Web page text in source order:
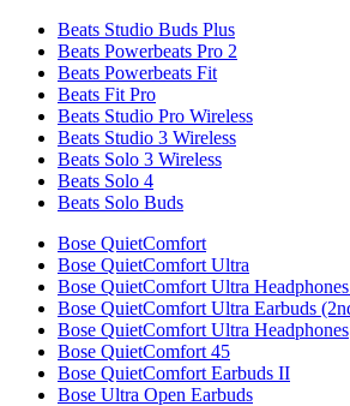
Beats Studio Buds Plus
Beats Powerbeats Pro 2
Beats Powerbeats Fit
Beats Fit Pro
Beats Studio Pro Wireless
Beats Studio 3 Wireless
Beats Solo 3 Wireless
Beats Solo 4
Beats Solo Buds
Bose QuietComfort
Bose QuietComfort Ultra
Bose QuietComfort Ultra
Bose QuietComfort Ultra Earbuds
Bose QuietComfort Ultra Headphones
Bose QuietComfort 45
Bose QuietComfort Earbuds II
Bose Ultra Open Earbuds